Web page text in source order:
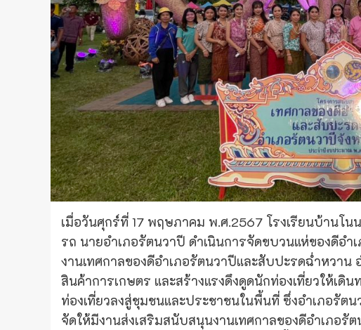
เมื่อวันศุกร์ที่ 17 พฤษภาคม พ.ศ.2567 โรงเรียนบ้าน
รถ นายอำเภอรัตนวาปี ดำเนินการจัดขบวนแห่ของดีอ
งานเทศกาลของดีอำเภอรัตนวาปีและสับปะรดฉ่ำหวาน
สินค้าการเกษตร และสร้างแรงดึงดูดนักท่องเที่ยวให้เดิ
ท่องเที่ยวลงสู่ชุมชนและประชาชนในพื้นที่ ซึ่งอำเภอรั
จัดให้มีงานส่งเสริมสนับสนุนงานเทศกาลของดีอำเภอ